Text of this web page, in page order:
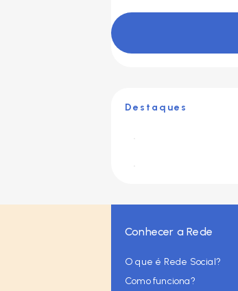
Destaques
Conhecer a Rede
O que é Rede Social?
Como funciona?